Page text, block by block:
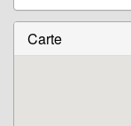
Carte